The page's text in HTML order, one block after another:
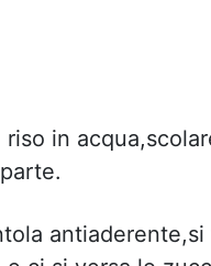
riso in